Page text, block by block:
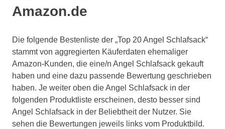
Amazon.de
Die folgende Bestenliste der „Top 20 Angel Schlafsack“
stammt von aggregierten Käuferdaten ehemaliger
Amazon-Kunden, die eine/n Angel Schlafsack gekauft
haben und eine dazu passende Bewertung geschrieben
haben. Je weiter oben die Angel Schlafsack in der
folgenden Produktliste erscheinen, desto besser sind
Angel Schlafsack in der Beliebtheit der Nutzer. Sie
sehen die Bewertungen jeweils links vom Produktbild.